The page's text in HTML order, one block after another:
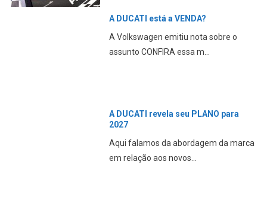
A DUCATI está a VENDA?
A Volkswagen emitiu nota sobre o
assunto CONFIRA essa m...